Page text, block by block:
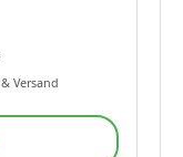
Versand